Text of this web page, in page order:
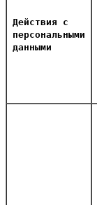
Действия с
персональными
данными